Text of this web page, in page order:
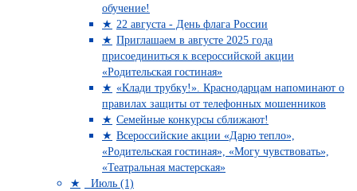
обучение!
22 августа - День флага России
Приглашаем в августе 2025 года
присоединиться к всероссийской акции
«Родительская гостиная»
«Клади трубку!». Краснодарцам напоминают о
правилах защиты от телефонных мошенников
Семейные конкурсы сближают!
Всероссийские акции «Дарю тепло»,
«Родительская гостиная», «Могу чувствовать»,
«Театральная мастерская»
Июль (1)